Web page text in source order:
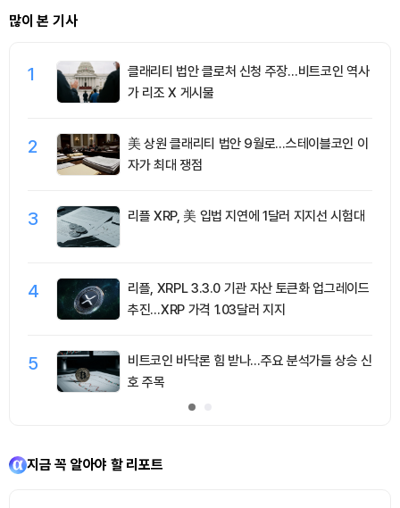
많이 본 기사
1
클래리티 법안 클로처 신청 주장…비트코인 역사
가 리조 X 게시물
2
美 상원 클래리티 법안 9월로…스테이블코인 이
자가 최대 쟁점
3 리플 XRP, 美 입법 지연에 1달러 지지선 시험대
4
리플, XRPL 3.3.0 기관 자산 토큰화 업그레이드
추진…XRP 가격 1.03달러 지지
5
비트코인 바닥론 힘 받나…주요 분석가들 상승 신
호 주목
지금 꼭 알아야 할 리포트